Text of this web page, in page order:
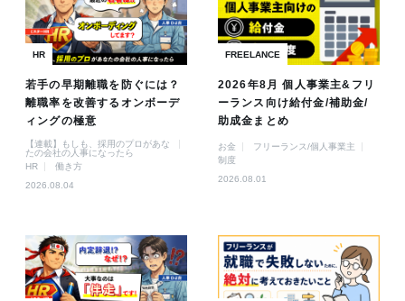
HR
若手の早期離職を防ぐには？
離職率を改善するオンボーデ
ィングの極意
【連載】もしも、採用のプロがあな
たの会社の人事になったら
HR
働き方
2026.08.04
FREELANCE
2026年8月 個人事業主&フリ
ーランス向け給付金/補助金/
助成金まとめ
お金
フリーランス/個人事業主
制度
2026.08.01